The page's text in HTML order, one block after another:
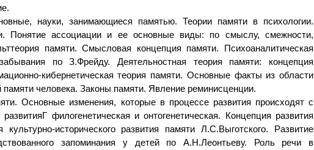
науки, занимающиеся памятью. Теории памяти в психологии.
Понятие ассоциации и ее основные виды: по смыслу, смежности,
памяти. Смысловая концепция памяти. Психоаналитическая
по З.Фрейду. Деятельностная теория памяти: концепция
кибернетическая теория памяти. Основные факты из области
памяти человека. Законы памяти. Явление реминисценции.
Основные изменения, которые в процессе развития происходят с
филогенетическая и онтогенетическая. Концепция развития
исторического развития памяти Л.С.Выготского. Развитие
запоминания у детей по А.Н.Леонтьеву. Роль речи в